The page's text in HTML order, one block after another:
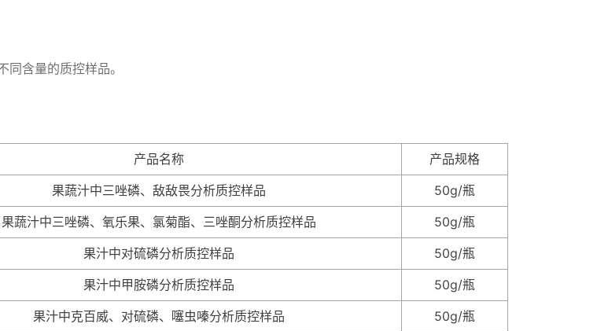
含量的质控样品。
产品名称
产品规格
果蔬汁中三唑磷、敌敌畏分析质控样品
50g/瓶
果蔬汁中三唑磷、氧乐果、氯菊酯、三唑酮分析质控样品
50g/瓶
果汁中对硫磷分析质控样品
50g/瓶
果汁中甲胺磷分析质控样品
50g/瓶
果汁中克百威、对硫磷、噻虫嗪分析质控样品
50g/瓶